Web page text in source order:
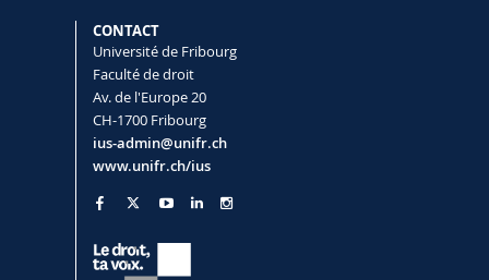
CONTACT
Université de Fribourg
Faculté de droit
Av. de l'Europe 20
CH-1700 Fribourg
ius-admin@unifr.ch
www.unifr.ch/ius